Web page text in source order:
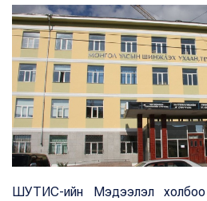
ШУТИС-ийн Мэдээлэл холбоо